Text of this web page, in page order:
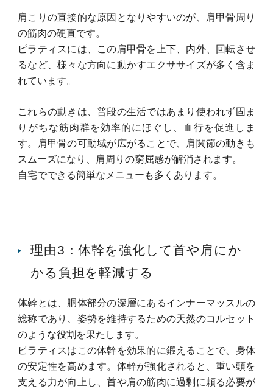
肩こりの直接的な原因となりやすいのが、肩甲骨周り
の筋肉の硬直です。
ピラティスには、この肩甲骨を上下、内外、回転させ
るなど、様々な方向に動かすエクササイズが多く含ま
れています。
これらの動きは、普段の生活ではあまり使われず固ま
りがちな筋肉群を効率的にほぐし、血行を促進しま
す。
肩甲骨の可動域が広がることで、肩関節の動きも
スムーズになり、肩周りの窮屈感が解消されます。
自宅でできる簡単なメニューも多くあります。
理由3：体幹を強化して首や肩にか
かる負担を軽減する
体幹とは、胴体部分の深層にあるインナーマッスルの
総称であり、姿勢を維持するための天然のコルセット
のような役割を果たします。
ピラティスはこの体幹を効果的に鍛えることで、身体
の安定性を高めます。 体幹が強化されると、重い頭を
支える力が向上し、首や肩の筋肉に過剰に頼る必要が